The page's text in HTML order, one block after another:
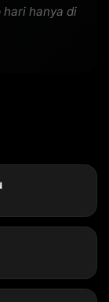
hanya di